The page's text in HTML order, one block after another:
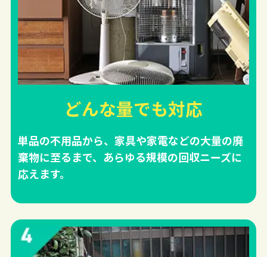
どんな量でも対応
単品の不用品から、家具や家電などの大量の廃
棄物に至るまで、あらゆる規模の回収ニーズに
応えます。